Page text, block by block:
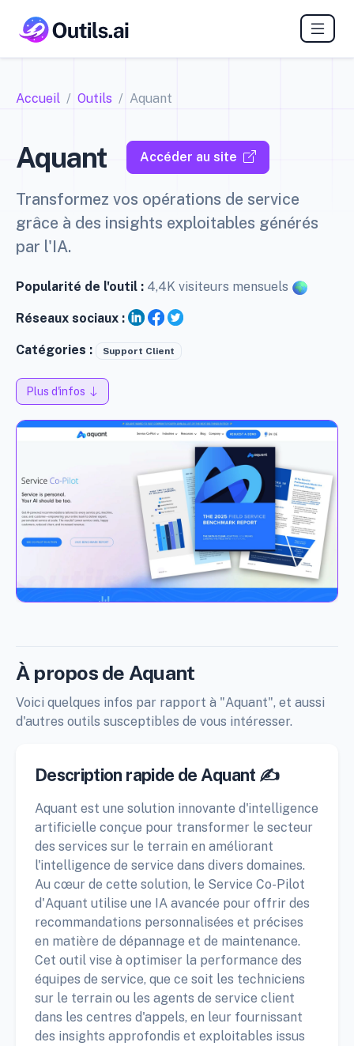
Accueil Outils Aquant
Aquant Accéder au site
Transformez vos opérations de service
grâce à des insights exploitables générés
par l'IA.
Popularité de l'outil : 4,4K visiteurs mensuels
Réseaux sociaux :
Catégories : Support Client
Plus d'infos
À propos de Aquant
Voici quelques infos par rapport à "Aquant", et aussi
d'autres outils susceptibles de vous intéresser.
Description rapide de Aquant ✍️
Aquant est une solution innovante d'intelligence
artificielle conçue pour transformer le secteur
des services sur le terrain en améliorant
l'intelligence de service dans divers domaines.
Au cœur de cette solution, le Service Co-Pilot
d'Aquant utilise une IA avancée pour offrir des
recommandations personnalisées et précises
en matière de dépannage et de maintenance.
Cet outil vise à optimiser la performance des
équipes de service, que ce soit les techniciens
sur le terrain ou les agents de service client
dans les centres d'appels, en leur fournissant
des insights approfondis et exploitables issus